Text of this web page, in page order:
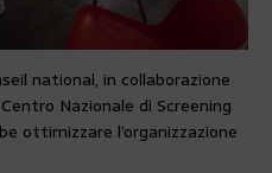
national, in collaborazione
Nazionale di Screening
ottimizzare l’organizzazione